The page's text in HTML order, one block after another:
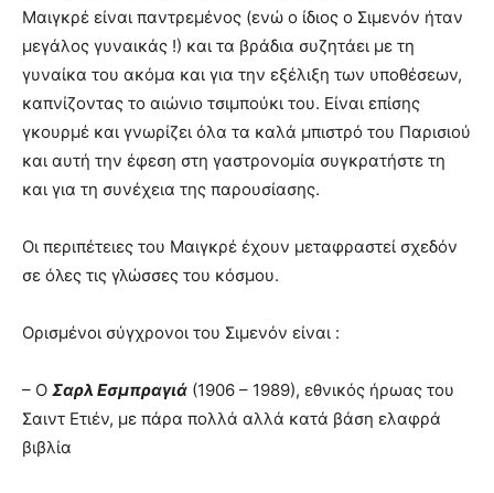
Μαιγκρέ είναι παντρεμένος (ενώ ο ίδιος ο Σιμενόν ήταν
μεγάλος γυναικάς !) και τα βράδια συζητάει με τη
γυναίκα του ακόμα και για την εξέλιξη των υποθέσεων,
καπνίζοντας το αιώνιο τσιμπούκι του. Είναι επίσης
γκουρμέ και γνωρίζει όλα τα καλά μπιστρό του Παρισιού
και αυτή την έφεση στη γαστρονομία συγκρατήστε τη
και για τη συνέχεια της παρουσίασης.
Οι περιπέτειες του Μαιγκρέ έχουν μεταφραστεί σχεδόν
σε όλες τις γλώσσες του κόσμου.
Ορισμένοι σύγχρονοι του Σιμενόν είναι :
– Ο Σαρλ Εσμπραγιά (1906 – 1989), εθνικός ήρωας του
Σαιντ Ετιέν, με πάρα πολλά αλλά κατά βάση ελαφρά
βιβλία